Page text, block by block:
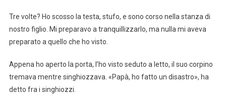
Tre volte? Ho scosso la testa, stufo, e sono corso nella stanza di
nostro figlio. Mi preparavo a tranquillizzarlo, ma nulla mi aveva
preparato a quello che ho visto.
Appena ho aperto la porta, l’ho visto seduto a letto, il suo corpino
tremava mentre singhiozzava. «Papà, ho fatto un disastro», ha
detto fra i singhiozzi.